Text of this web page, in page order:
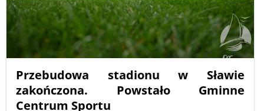
Przebudowa stadionu w Sławie
zakończona. Powstało Gminne
Centrum Sportu